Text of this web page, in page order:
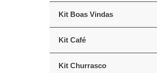
Kit Boas Vindas
Kit Café
Kit Churrasco